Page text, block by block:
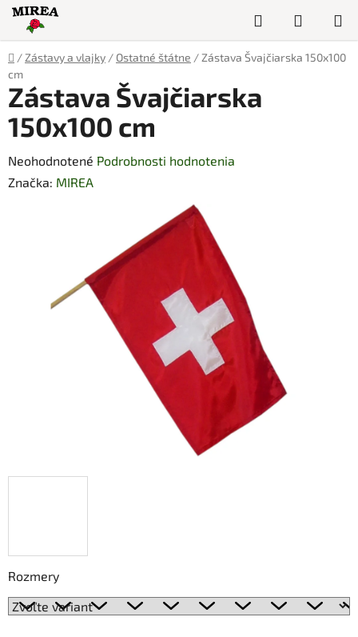
Prejsť
obsah
Hľadať
KOŠÍK
Domov
/ Zástavy a vlajky / Ostatné štátne / Zástava Švajčiarska 150x100
cm
Rozmery
Zástava Švajčiarska
150x100 cm
Priemerné
hodnotenie
hviezdičiek.
Neohodnotené Podrobnosti hodnotenia
Značka: MIREA